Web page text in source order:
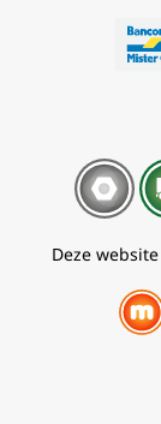
Deze